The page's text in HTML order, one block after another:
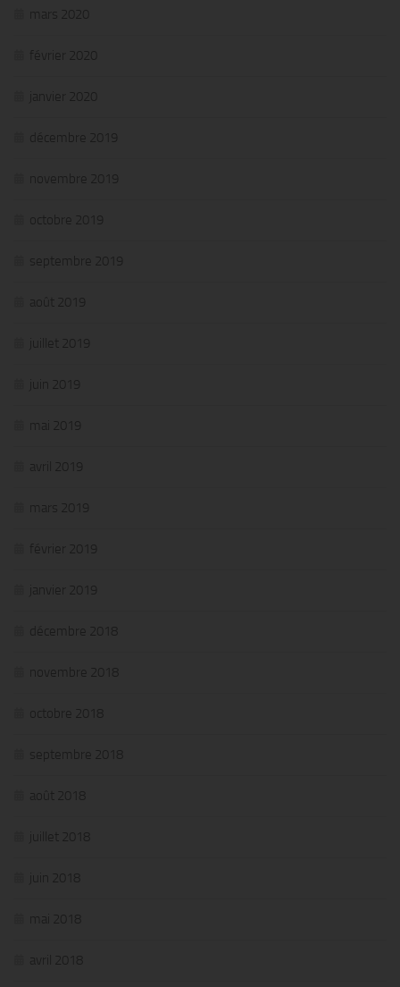
mars 2020
février 2020
janvier 2020
décembre 2019
novembre 2019
octobre 2019
septembre 2019
août 2019
juillet 2019
juin 2019
mai 2019
avril 2019
mars 2019
février 2019
janvier 2019
décembre 2018
novembre 2018
octobre 2018
septembre 2018
août 2018
juillet 2018
juin 2018
mai 2018
avril 2018